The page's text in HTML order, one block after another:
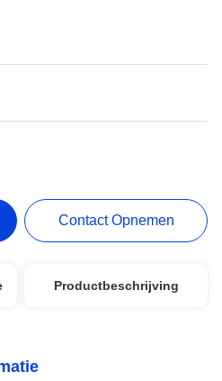
Contact Opnemen
Productbeschrijving